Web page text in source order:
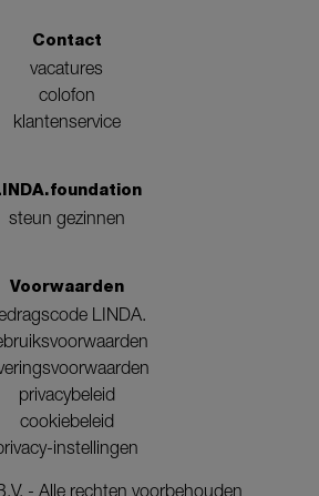
Contact
vacatures
colofon
klantenservice
steun gezinnen
Voorwaarden
LINDA.
privacybeleid
cookiebeleid
instellingen
- Alle rechten voorbehouden